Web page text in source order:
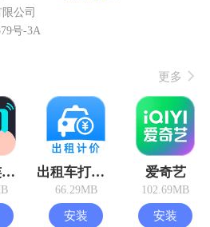
公司
号-3A
更多
多功能连点器 出租车打表助手
66.29MB
安装
爱奇艺
102.69MB
安装